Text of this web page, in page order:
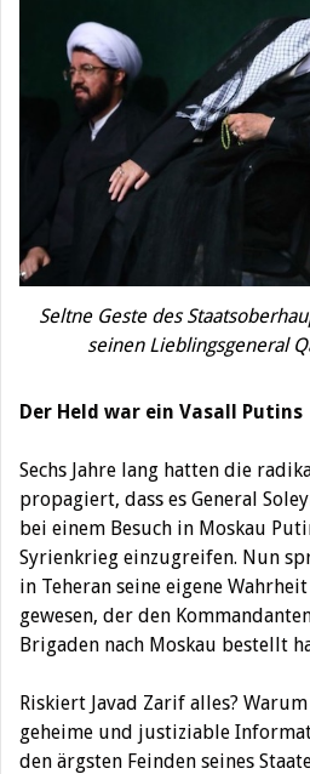
Seltne Geste des
seinen Lieblingsgeneral
Der Held war ein Vasall Putins
Sechs Jahre lang hatten die
propagiert, dass es General
bei einem Besuch in Moskau
Syrienkrieg einzugreifen. Nun
in Teheran seine eigene
gewesen, der den
Brigaden nach Moskau bestellt
Riskiert Javad Zarif alles?
geheime und justiziable
den ärgsten Feinden seines